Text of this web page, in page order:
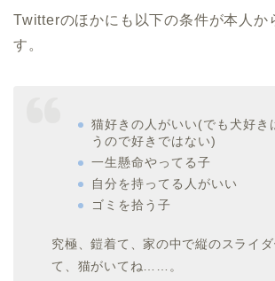
Twitterのほかにも以下の条件が本人か
す。
猫好きの人がいい(でも犬好き
うので好きではない)
一生懸命やってる子
自分を持ってる人がいい
ゴミを拾う子
究極、鎧着て、家の中で縦のスライ
て、猫がいてね……。